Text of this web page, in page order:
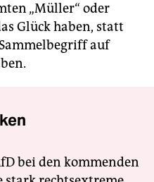
„Müller“ oder
Glück haben, statt
auf
bei den kommenden